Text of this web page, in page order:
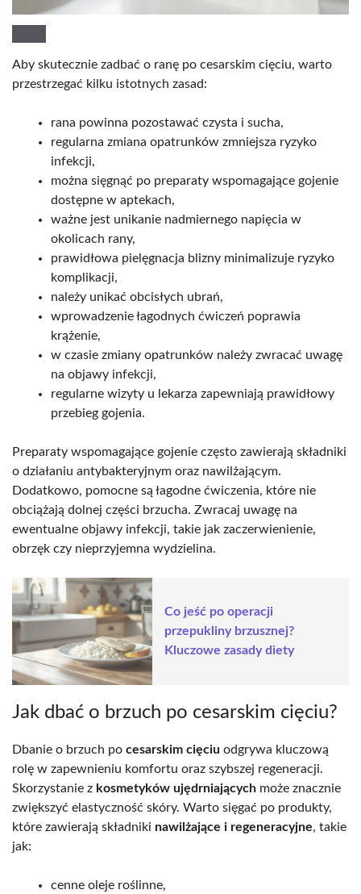
Aby skutecznie zadbać o ranę po cesarskim cięciu, warto
przestrzegać kilku istotnych zasad:
rana powinna pozostawać czysta i sucha,
regularna zmiana opatrunków zmniejsza ryzyko
infekcji,
można sięgnąć po preparaty wspomagające gojenie
dostępne w aptekach,
ważne jest unikanie nadmiernego napięcia w
okolicach rany,
prawidłowa pielęgnacja blizny minimalizuje ryzyko
komplikacji,
należy unikać obcisłych ubrań,
wprowadzenie łagodnych ćwiczeń poprawia
krążenie,
w czasie zmiany opatrunków należy zwracać uwagę
na objawy infekcji,
regularne wizyty u lekarza zapewniają prawidłowy
przebieg gojenia.
Preparaty wspomagające gojenie często zawierają składniki
o działaniu antybakteryjnym oraz nawilżającym.
Dodatkowo, pomocne są łagodne ćwiczenia, które nie
obciążają dolnej części brzucha. Zwracaj uwagę na
ewentualne objawy infekcji, takie jak zaczerwienienie,
obrzęk czy nieprzyjemna wydzielina.
Co jeść po operacji
przepukliny brzusznej?
Kluczowe zasady diety
Jak dbać o brzuch po cesarskim cięciu?
Dbanie o brzuch po cesarskim cięciu odgrywa kluczową
rolę w zapewnieniu komfortu oraz szybszej regeneracji.
Skorzystanie z kosmetyków ujędrniających może znacznie
zwiększyć elastyczność skóry. Warto sięgać po produkty,
które zawierają składniki nawilżające i regeneracyjne, takie
jak:
cenne oleje roślinne,